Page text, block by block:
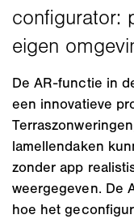
De AR-functie in
een innovatieve
lamellendaken
zonder app
weergegeven. De
hoe het